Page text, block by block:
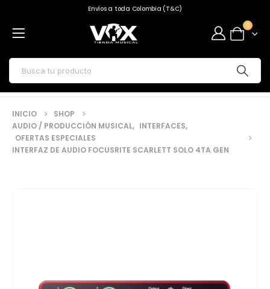
Envíos a toda Colombia (T&C)
0
INICIO
SHOP
AUDIO / PRODUCCIÓN MUSICAL, INTERFACES,
OFERTAS ESPECIALES
INTERFAZ DE AUDIO FOCUSRITE SCARLETT SOLO 4TA GEN